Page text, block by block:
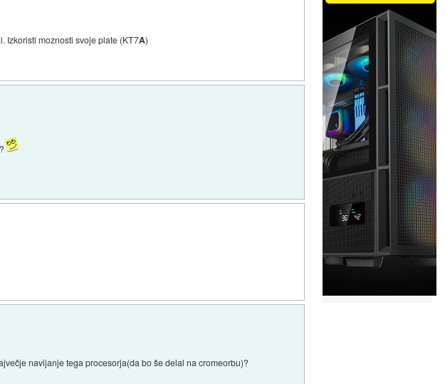
Izkoristi moznosti svoje plate (KT7A)
navijanje tega procesorja(da bo še delal na cromeorbu)?